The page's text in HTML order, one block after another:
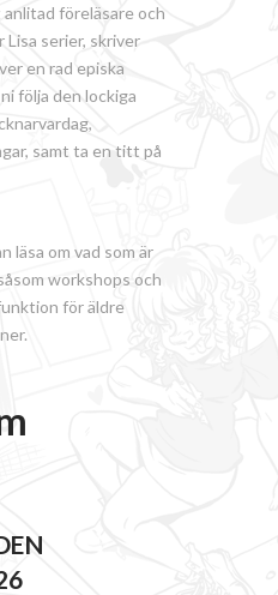
föreläsare och
serier, skriver
en rad episka
följa den lockiga
samt ta en titt på
läsa om vad som är
workshops och
för äldre